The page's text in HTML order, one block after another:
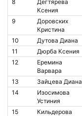
8
Дегтярева
Ксения
9
Доровских
Кристина
10 Дутова Диана
11
Дюрба Ксения
12
Еремина
Варвара
13 Зайцева Диана
14
Изосимова
Устиния
15
Кильдерова